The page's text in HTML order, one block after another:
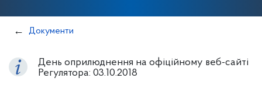
Документи
День оприлюднення на офіційному веб-сайті
Регулятора: 03.10.2018